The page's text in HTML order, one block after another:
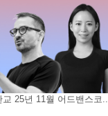
교 25년 11월 어드밴스코..